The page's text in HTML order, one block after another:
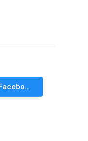
Facebook Messenger